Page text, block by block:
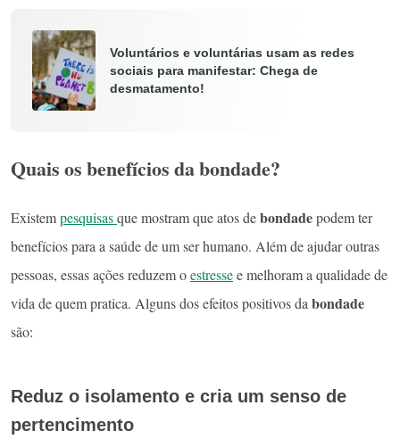
Voluntários e voluntárias usam as redes
sociais para manifestar: Chega de
desmatamento!
Quais os benefícios da bondade?
Existempesquisasque mostram que atos debondadepodem ter
benefícios para a saúde de um ser humano. Além de ajudar outras
pessoas, essas ações reduzem oestressee melhoram a qualidade de
vida de quem pratica. Alguns dos efeitos positivos da bondade
são:
Reduz o isolamento e cria um senso de
pertencimento